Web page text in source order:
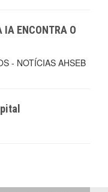
IA ENCONTRA O
- NOTÍCIAS AHSEB